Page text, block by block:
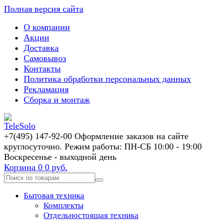
Полная версия сайта
О компании
Акции
Доставка
Самовывоз
Контакты
Политика обработки персональных данных
Рекламация
Сборка и монтаж
+7(495) 147-92-00 Оформление заказов на сайте
круглосуточно. Режим работы: ПН-СБ 10:00 - 19:00
Воскресенье - выходной день
Корзина 0 0 руб.
Бытовая техника
Комплекты
Отдельностоящая техника